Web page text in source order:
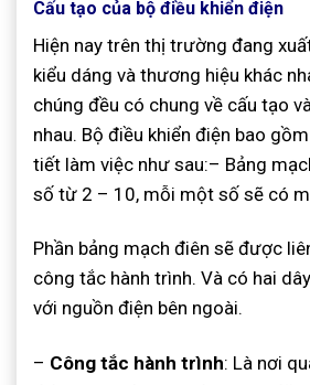
Cấu tạo của bộ điều khiển điện
Hiện nay trên thị trường đang
kiểu dáng và thương hiệu khác
chúng đều có chung về cấu tạo
nhau. Bộ điều khiển điện bao
tiết làm việc như sau:– Bảng
số từ 2 – 10, mỗi một số sẽ có
Phần bảng mạch điên sẽ được
công tắc hành trình. Và có hai
với nguồn điện bên ngoài.
– Công tắc hành trình: Là nơi